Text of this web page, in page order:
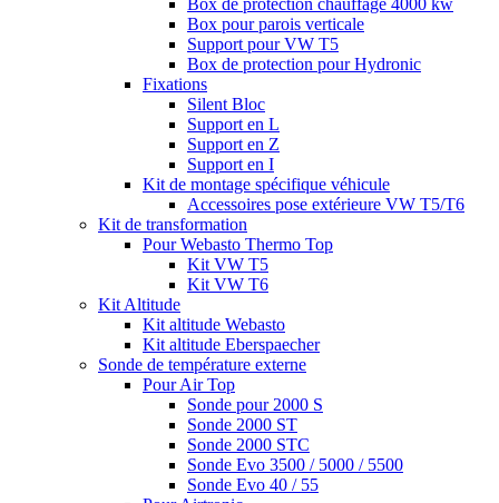
Box de protection chauffage 4000 kw
Box pour parois verticale
Support pour VW T5
Box de protection pour Hydronic
Fixations
Silent Bloc
Support en L
Support en Z
Support en I
Kit de montage spécifique véhicule
Accessoires pose extérieure VW T5/T6
Kit de transformation
Pour Webasto Thermo Top
Kit VW T5
Kit VW T6
Kit Altitude
Kit altitude Webasto
Kit altitude Eberspaecher
Sonde de température externe
Pour Air Top
Sonde pour 2000 S
Sonde 2000 ST
Sonde 2000 STC
Sonde Evo 3500 / 5000 / 5500
Sonde Evo 40 / 55